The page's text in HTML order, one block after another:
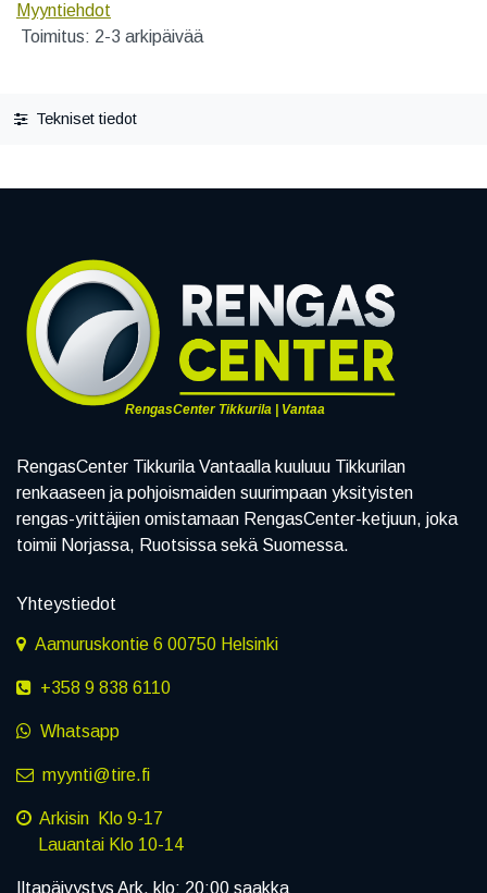
Myyntiehdot
Toimitus: 2-3 arkipäivää
Tekniset tiedot
RengasCenter Tikkurila | Vantaa
RengasCenter Tikkurila Vantaalla kuuluuu Tikkurilan
renkaaseen ja pohjoismaiden suurimpaan yksityisten
rengas-yrittäjien omistamaan RengasCenter-ketjuun, joka
toimii Norjassa, Ruotsissa sekä Suomessa.
Yhteystiedot
Aamuruskontie 6 00750 Helsinki
+358 9 838 6110
Whatsapp
myynti@tire.fi
Arkisin Klo 9-17
Lauantai Klo 10-14
Iltapäivystys Ark. klo: 20:00 saakka